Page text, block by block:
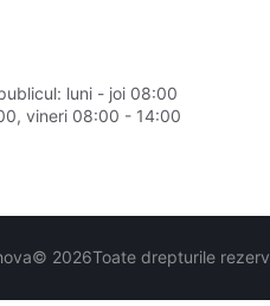
luni - joi 08:00
vineri 08:00 - 14:00
© 2026Toate drepturile